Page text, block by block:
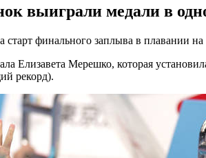
выиграли медали в
финального заплыва в плавании
Елизавета Мерешко, которая
рекорд).